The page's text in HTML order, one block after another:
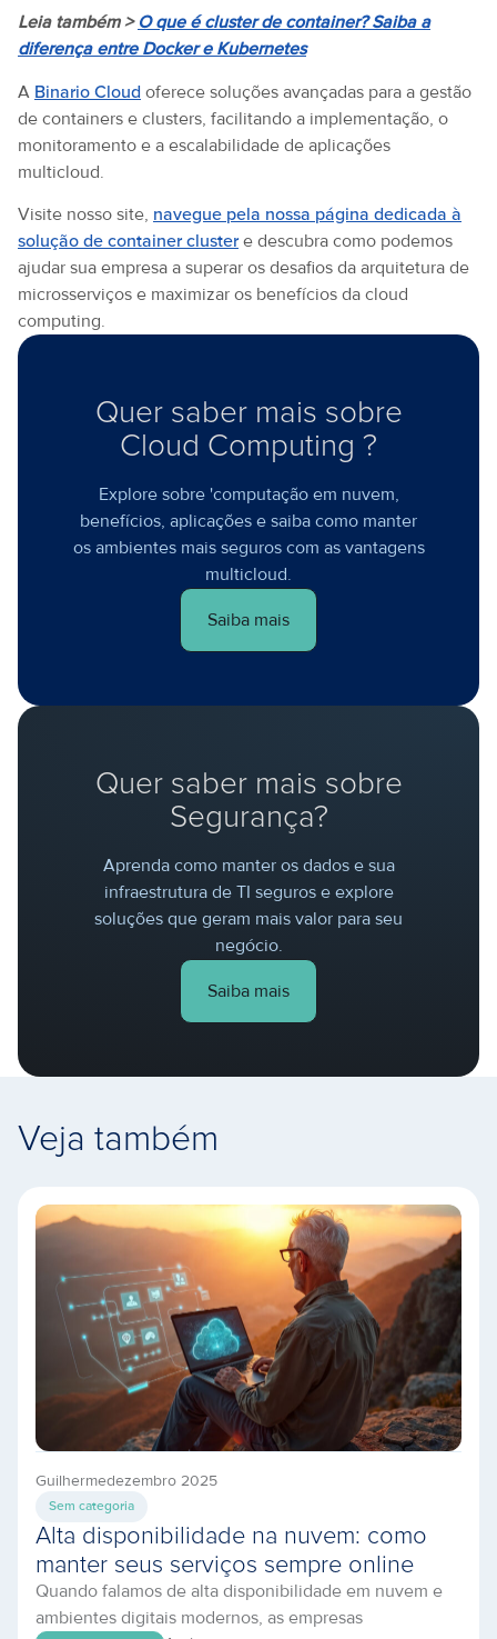
Leia também > O que é cluster de container? Saiba a
diferença entre Docker e Kubernetes
A Binario Cloud oferece soluções avançadas para a gestão
de containers e clusters, facilitando a implementação, o
monitoramento e a escalabilidade de aplicações
multicloud.
Visite nosso site, navegue pela nossa página dedicada à
solução de container clustere descubra como podemos
ajudar sua empresa a superar os desafios da arquitetura de
microsserviços e maximizar os benefícios da cloud
computing.
Quer saber mais sobre
Cloud Computing ?
Explore sobre 'computação em nuvem,
benefícios, aplicações e saiba como manter
os ambientes mais seguros com as vantagens
multicloud.
Saiba mais
Quer saber mais sobre
Segurança?
Aprenda como manter os dados e sua
infraestrutura de TI seguros e explore
soluções que geram mais valor para seu
negócio.
Saiba mais
Veja também
Guilhermedezembro 2025
Sem categoria
Alta disponibilidade na nuvem: como
manter seus serviços sempre online
Quando falamos de alta disponibilidade em nuvem e
ambientes digitais modernos, as empresas